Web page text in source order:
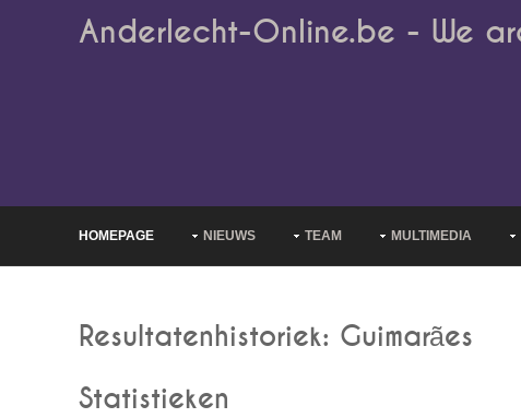
Anderlecht-Online.be - We
HOMEPAGE NIEUWS TEAM MULTIMEDIA
Resultatenhistoriek: Guimarães
Statistieken